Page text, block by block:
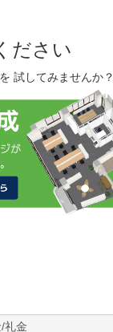
ださい
試してみませんか
礼金